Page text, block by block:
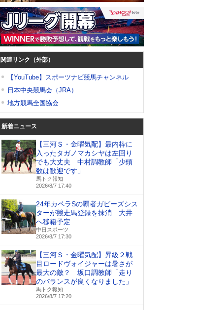
関連リンク（外部）
【YouTube】スポーツナビ競馬チャンネル
日本中央競馬会（JRA）
地方競馬全国協会
新着ニュース
【三河Ｓ・金曜気配】最内枠に
入ったタガノマカシヤは左回り
でも大丈夫 中村調教師「少頭
数は歓迎です」
馬トク報知
2026/8/7 17:40
24年カペラSの覇者ガビーズシス
ターが競走馬登録を抹消 大井
へ移籍予定
中日スポーツ
2026/8/7 17:30
【三河Ｓ・金曜気配】昇級２戦
目ロードヴォイジャーは暑さが
最大の敵？ 坂口調教師「走り
のバランスが良くなりました」
馬トク報知
2026/8/7 17:20